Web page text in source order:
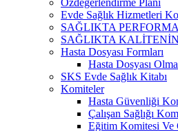
Evde Sağlık Hizmetleri
SAĞLIKTA
SAĞLIKTA
Hasta Dosyası Formları
Hasta Dosyası
SKS Evde Sağlık Kitabı
Komiteler
Hasta Güvenliği
Çalışan Sağlığı
Eğitim Komitesi Ve